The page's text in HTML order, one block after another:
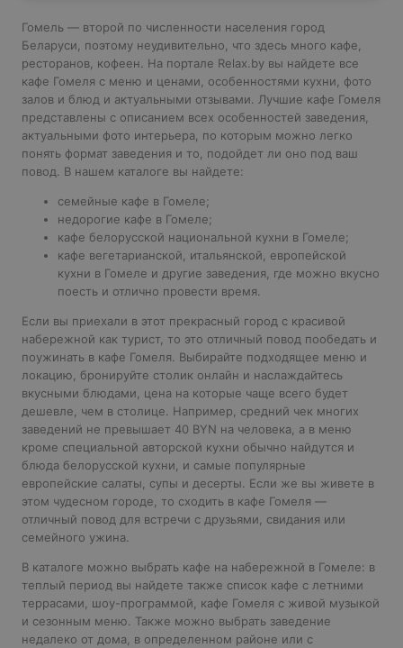
Гомель — второй по численности населения город
Беларуси, поэтому неудивительно, что здесь много кафе,
ресторанов, кофеен. На портале Relax.by вы найдете все
кафе Гомеля с меню и ценами, особенностями кухни, фото
залов и блюд и актуальными отзывами. Лучшие кафе Гомеля
представлены с описанием всех особенностей заведения,
актуальными фото интерьера, по которым можно легко
понять формат заведения и то, подойдет ли оно под ваш
повод. В нашем каталоге вы найдете:
семейные кафе в Гомеле;
недорогие кафе в Гомеле;
кафе белорусской национальной кухни в Гомеле;
кафе вегетарианской, итальянской, европейской
кухни в Гомеле и другие заведения, где можно вкусно
поесть и отлично провести время.
Если вы приехали в этот прекрасный город с красивой
набережной как турист, то это отличный повод пообедать и
поужинать в кафе Гомеля. Выбирайте подходящее меню и
локацию, бронируйте столик онлайн и наслаждайтесь
вкусными блюдами, цена на которые чаще всего будет
дешевле, чем в столице. Например, средний чек многих
заведений не превышает 40 BYN на человека, а в меню
кроме специальной авторской кухни обычно найдутся и
блюда белорусской кухни, и самые популярные
европейские салаты, супы и десерты. Если же вы живете в
этом чудесном городе, то сходить в кафе Гомеля —
отличный повод для встречи с друзьями, свидания или
семейного ужина.
В каталоге можно выбрать кафе на набережной в Гомеле: в
теплый период вы найдете также список кафе с летними
террасами, шоу-программой, кафе Гомеля с живой музыкой
и сезонным меню. Также можно выбрать заведение
недалеко от дома, в определенном районе или с